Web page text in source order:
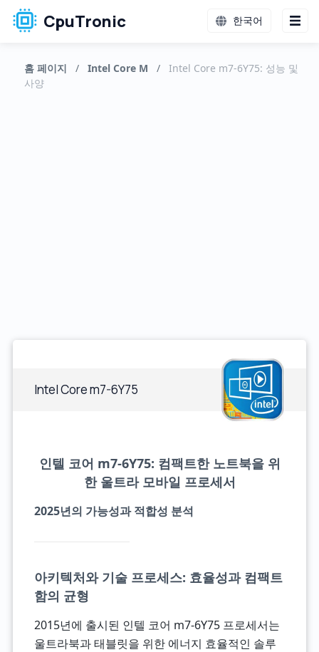
CpuTronic 한국어
홈 페이지 / Intel Core M /
Intel Core m7-6Y75: 성능 및
사양
Intel Core m7-6Y75
인텔 코어 m7-6Y75: 컴팩트한 노트북을 위
한 울트라 모바일 프로세서
2025년의 가능성과 적합성 분석
아키텍처와 기술 프로세스: 효율성과 컴팩트
함의 균형
2015년에 출시된 인텔 코어 m7-6Y75 프로세서는
울트라북과 태블릿을 위한 에너지 효율적인 솔루